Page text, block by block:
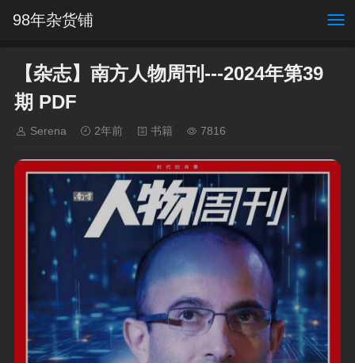
98年杂货铺
【杂志】南方人物周刊---2024年第39
期 PDF
Serena 2年前 书籍 7816